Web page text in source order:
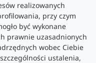
realizowanych
przy czym
być wykonane
prawnie uzasadnionych
wobec Ciebie
ustalenia,